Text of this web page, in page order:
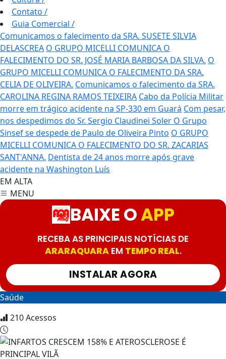
Contato /
Guia Comercial /
Comunicamos o falecimento da SRA. SUSETE SILVIA
DELASCREA O GRUPO MICELLI COMUNICA O
FALECIMENTO DO SR. JOSÉ MARIA BARBOSA DA SILVA. O
GRUPO MICELLI COMUNICA O FALECIMENTO DA SRA.
CELIA DE OLIVEIRA. Comunicamos o falecimento da SRA.
CAROLINA REGINA RAMOS TEIXEIRA Cabo da Polícia Militar
morre em trágico acidente na SP-330 em Guará Com pesar,
nos despedimos do Sr. Sergio Claudinei Soler O Grupo
Sinsef se despede de Paulo de Oliveira Pinto O GRUPO
MICELLI COMUNICA O FALECIMENTO DO SR. ZACARIAS
SANT'ANNA. Dentista de 24 anos morre após grave
acidente na Washington Luís
EM ALTA
MENU
BAIXE OAPP
RECEBA AS PRINCIPAIS NOTÍCIAS DE
ARARAQUARAEM TEMPO REAL.
INSTALAR AGORA
Saúde
210Acessos